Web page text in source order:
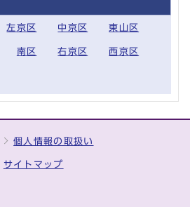
左京区 中京区 東山区
南区 右京区 西京区
個人情報の取扱い
サイトマップ